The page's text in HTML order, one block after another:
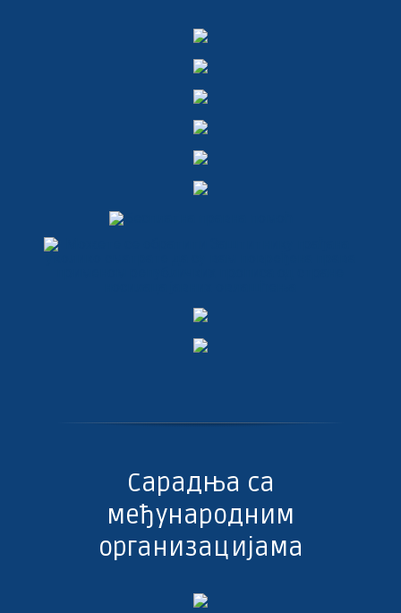
Сарадња са
међународним
организацијама